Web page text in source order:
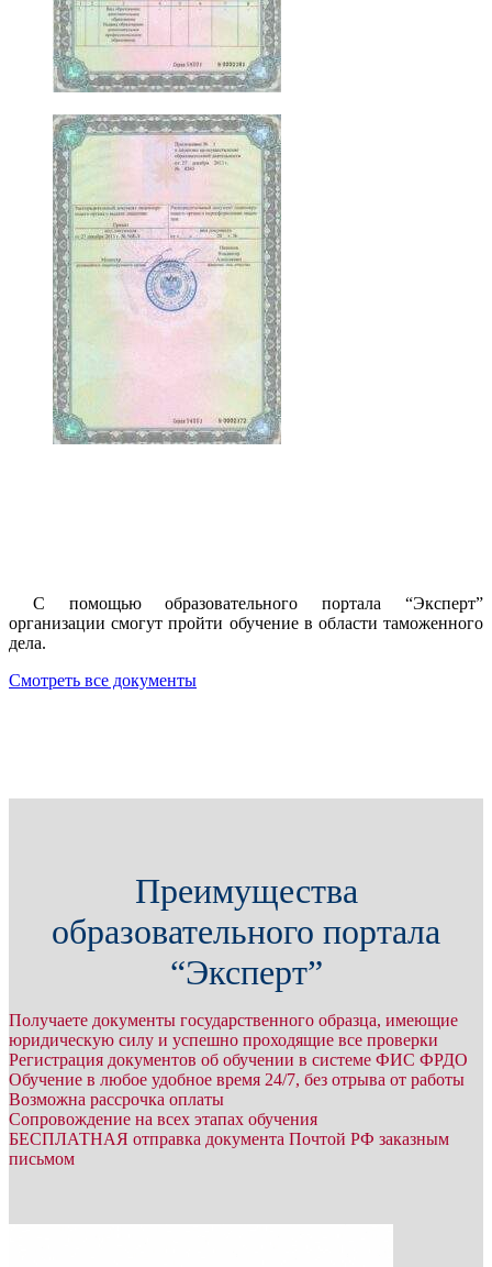
С помощью образовательного портала “Эксперт”
организации смогут пройти обучение в области таможенного
дела.
Смотреть все документы
Преимущества
образовательного портала
“Эксперт”
Получаете документы государственного образца, имеющие
юридическую силу и успешно проходящие все проверки
Регистрация документов об обучении в системе ФИС ФРДО
Обучение в любое удобное время 24/7, без отрыва от работы
Возможна рассрочка оплаты
Сопровождение на всех этапах обучения
БЕСПЛАТНАЯ отправка документа Почтой РФ заказным
письмом